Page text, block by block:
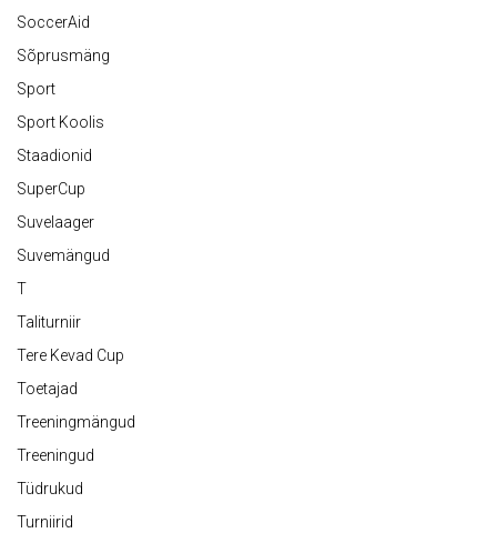
SoccerAid
Sõprusmäng
Sport
Sport Koolis
Staadionid
SuperCup
Suvelaager
Suvemängud
T
Taliturniir
Tere Kevad Cup
Toetajad
Treeningmängud
Treeningud
Tüdrukud
Turniirid